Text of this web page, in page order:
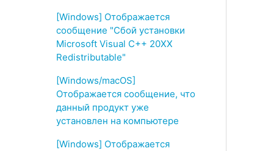
[Windows] Отображается
сообщение "Сбой установки
Microsoft Visual C++ 20XX
Redistributable"
[Windows/macOS]
Отображается сообщение, что
данный продукт уже
установлен на компьютере
[Windows] Отображается